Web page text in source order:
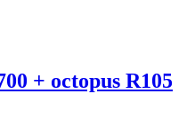
+ octopus R105